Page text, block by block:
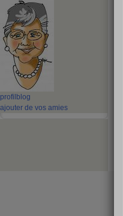
profil blog
ajouter de vos amies